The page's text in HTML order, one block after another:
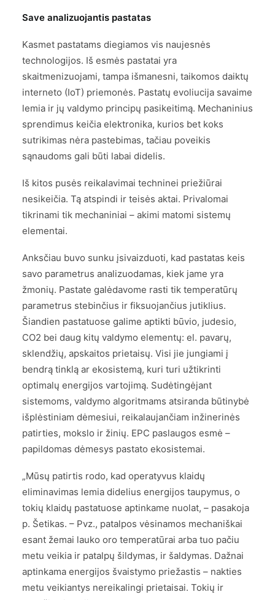
Save analizuojantis pastatas
Kasmet pastatams diegiamos vis naujesnės
technologijos. Iš esmės pastatai yra
skaitmenizuojami, tampa išmanesni, taikomos daiktų
interneto (IoT) priemonės. Pastatų evoliucija savaime
lemia ir jų valdymo principų pasikeitimą. Mechaninius
sprendimus keičia elektronika, kurios bet koks
sutrikimas nėra pastebimas, tačiau poveikis
sąnaudoms gali būti labai didelis.
Iš kitos pusės reikalavimai techninei priežiūrai
nesikeičia. Tą atspindi ir teisės aktai. Privalomai
tikrinami tik mechaniniai – akimi matomi sistemų
elementai.
Anksčiau buvo sunku įsivaizduoti, kad pastatas keis
savo parametrus analizuodamas, kiek jame yra
žmonių. Pastate galėdavome rasti tik temperatūrų
parametrus stebinčius ir fiksuojančius jutiklius.
Šiandien pastatuose galime aptikti būvio, judesio,
CO2 bei daug kitų valdymo elementų: el. pavarų,
sklendžių, apskaitos prietaisų. Visi jie jungiami į
bendrą tinklą ar ekosistemą, kuri turi užtikrinti
optimalų energijos vartojimą. Sudėtingėjant
sistemoms, valdymo algoritmams atsiranda būtinybė
išplėstiniam dėmesiui, reikalaujančiam inžinerinės
patirties, mokslo ir žinių. EPC paslaugos esmė –
papildomas dėmesys pastato ekosistemai.
„Mūsų patirtis rodo, kad operatyvus klaidų
eliminavimas lemia didelius energijos taupymus, o
tokių klaidų pastatuose aptinkame nuolat, – pasakoja
p. Šetikas. – Pvz., patalpos vėsinamos mechaniškai
esant žemai lauko oro temperatūrai arba tuo pačiu
metu veikia ir patalpų šildymas, ir šaldymas. Dažnai
aptinkama energijos švaistymo priežastis – nakties
metu veikiantys nereikalingi prietaisai. Tokių ir